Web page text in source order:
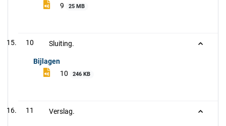
9 25 MB
10 Sluiting.
Bijlagen
10
246 KB
11 Verslag.